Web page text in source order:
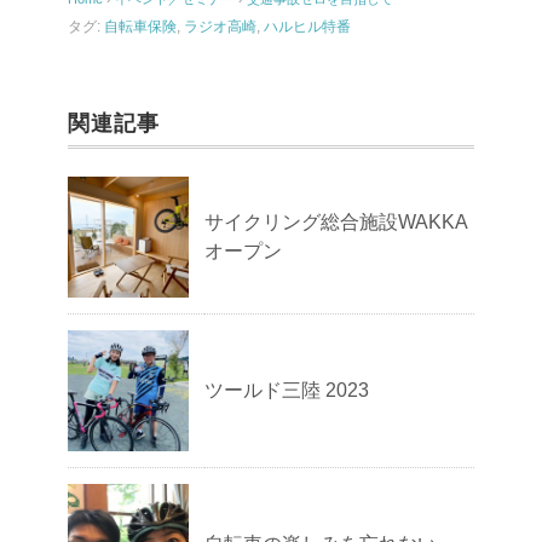
タグ: 自転車保険, ラジオ高崎, ハルヒル特番
関連記事
サイクリング総合施設WAKKA
オープン
ツールド三陸 2023